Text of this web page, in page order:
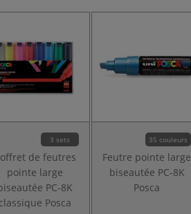
3 sets
de feutres
pointe large
PC-8K
classique Posca
35 couleurs
Feutre pointe large
biseautée PC-8K
Posca